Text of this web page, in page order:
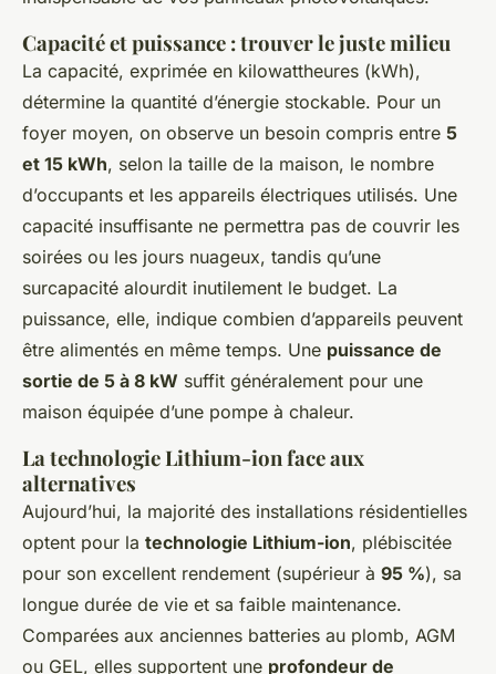
Capacité et puissance : trouver le juste milieu
La capacité, exprimée en kilowattheures (kWh),
détermine la quantité d’énergie stockable. Pour un
foyer moyen, on observe un besoin compris entre 5
et 15 kWh, selon la taille de la maison, le nombre
d’occupants et les appareils électriques utilisés. Une
capacité insuffisante ne permettra pas de couvrir les
soirées ou les jours nuageux, tandis qu’une
surcapacité alourdit inutilement le budget. La
puissance, elle, indique combien d’appareils peuvent
être alimentés en même temps. Une puissance de
sortie de 5 à 8 kW suffit généralement pour une
maison équipée d’une pompe à chaleur.
La technologie Lithium-ion face aux
alternatives
Aujourd’hui, la majorité des installations résidentielles
optent pour la technologie Lithium-ion, plébiscitée
pour son excellent rendement (supérieur à 95 %), sa
longue durée de vie et sa faible maintenance.
Comparées aux anciennes batteries au plomb, AGM
ou GEL, elles supportent une profondeur de